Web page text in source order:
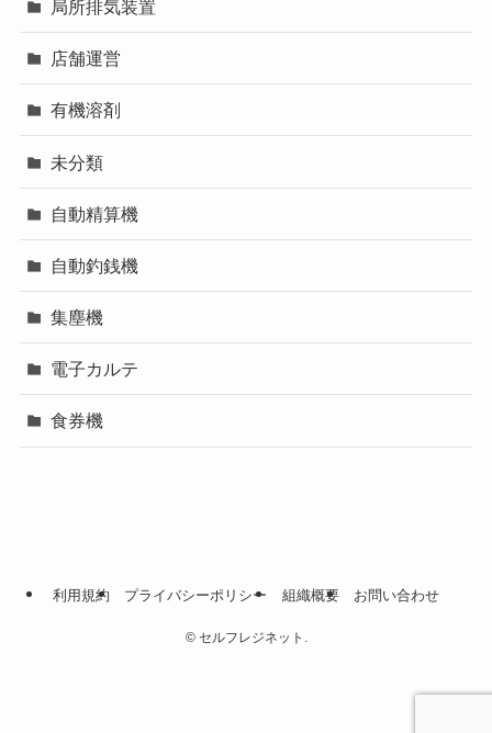
局所排気装置
店舗運営
有機溶剤
未分類
自動精算機
自動釣銭機
集塵機
電子カルテ
食券機
利用規約 プライバシーポリシー 組織概要 お問い合わせ
©セルフレジネット.